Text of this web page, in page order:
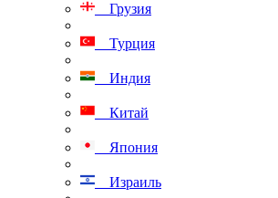
Грузия
Турция
Индия
Китай
Япония
Израиль